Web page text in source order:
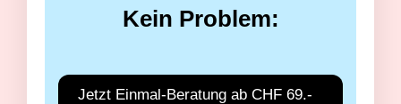
Kein Problem:
Jetzt Einmal-Beratung ab CHF 69.-